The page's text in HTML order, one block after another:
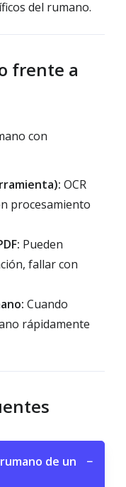
del rumano.
frente a
con
OCR
procesamiento
Pueden
fallar con
Cuando
rápidamente
de un
−